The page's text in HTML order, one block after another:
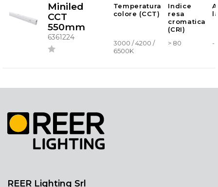
Miniled
CCT
550mm
6361224
Temperatura
colore (CCT)
Indice
resa
cromatica
(CRI)
3000 / 4200 /
6500K
> 80 -
REER Lighting Srl